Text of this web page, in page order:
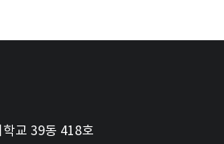
교 39동 418호